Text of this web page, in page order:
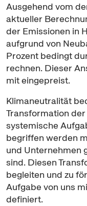
Ausgehend vom
aktueller
der Emissionen in
aufgrund von
Prozent bedingt
rechnen. Dieser
mit eingepreist.
Klimaneutralität
Transformation
systemische
begriffen werden
und Unternehmen
sind. Diesen
begleiten und zu
Aufgabe von uns
definiert.